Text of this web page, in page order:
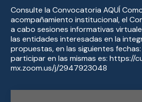
Consulte la Convocatoria AQUÍ
acompañamiento institucional, el
a cabo sesiones informativas
las entidades interesadas en la
propuestas, en las siguientes
participar en las mismas es: https://
mx.zoom.us/j/2947923048